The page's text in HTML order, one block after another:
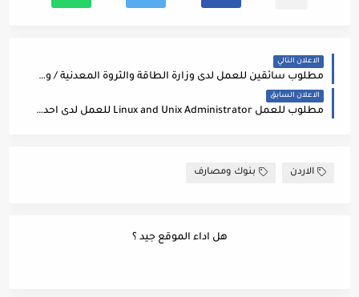
الاعلان التالي
مطلوب سائقين للعمل لدى وزارة الطاقة والثروة المعدنية / وظائف الفئة الثالثة
الاعلان السابق
مطلوب للعمل Linux and Unix Administrator للعمل لدى احدى البنوك الاردنية
الاردن بنوك ومصارف
هل اداء الموقع جيد ؟